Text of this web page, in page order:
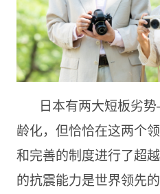
日本有两大短板劣
龄化，但恰恰在这两个
和完善的制度进行了超
的抗震能力是世界领先